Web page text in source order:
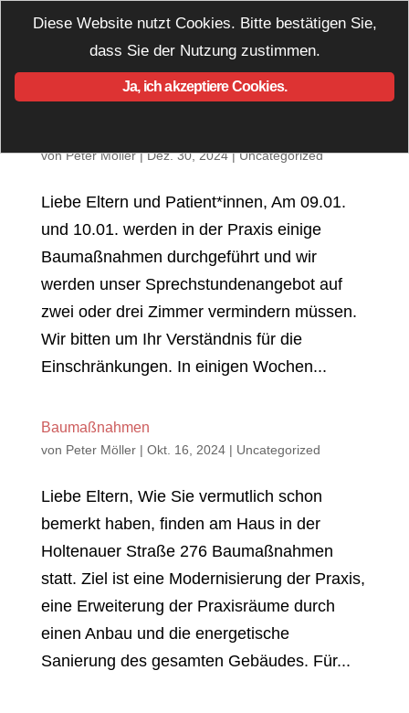
vonPeter Möller|Dez. 30, 2024|Uncategorized
Liebe Eltern und Patient*innen, Am 09.01.
und 10.01. werden in der Praxis einige
Baumaßnahmen durchgeführt und wir
werden unser Sprechstundenangebot auf
zwei oder drei Zimmer vermindern müssen.
Wir bitten um Ihr Verständnis für die
Einschränkungen. In einigen Wochen...
Baumaßnahmen
von Peter Möller| Okt. 16, 2024| Uncategorized
Liebe Eltern, Wie Sie vermutlich schon
bemerkt haben, finden am Haus in der
Holtenauer Straße 276 Baumaßnahmen
statt. Ziel ist eine Modernisierung der Praxis,
eine Erweiterung der Praxisräume durch
einen Anbau und die energetische
Sanierung des gesamten Gebäudes. Für...
Diese Website nutzt Cookies. Bitte bestätigen Sie,
dass Sie der Nutzung zustimmen.
Ja, ich akzeptiere Cookies.